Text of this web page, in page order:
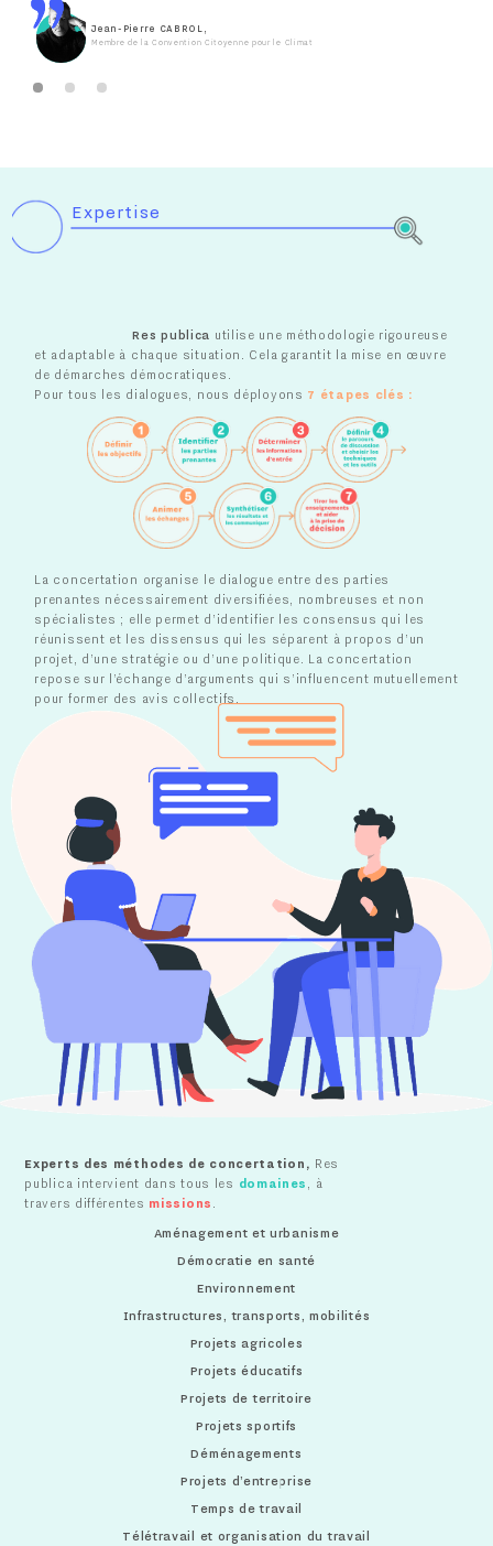
Jean-Pierre CABROL,
Membre de la Convention Citoyenne pour le Climat
Expertise
Res publica utilise une méthodologie rigoureuse
et adaptable à chaque situation. Cela garantit la mise en œuvre
de démarches démocratiques.
Pour tous les dialogues, nous déployons 7 étapes clés :
La concertation organise le dialogue entre des parties
prenantes nécessairement diversifiées, nombreuses et non
spécialistes ; elle permet d’identifier les consensus qui les
réunissent et les dissensus qui les séparent à propos d’un
projet, d’une stratégie ou d’une politique. La concertation
repose sur l’échange d’arguments qui s’influencent mutuellement
pour former des avis collectifs.
Experts des méthodes de concertation, Res
publica intervient dans tous les domaines , à
travers différentes missions .
Aménagement et urbanisme
Démocratie en santé
Environnement
Infrastructures, transports, mobilités
Projets agricoles
Projets éducatifs
Projets de territoire
Projets sportifs
Déménagements
Projets d’entreprise
Temps de travail
Télétravail et organisation du travail